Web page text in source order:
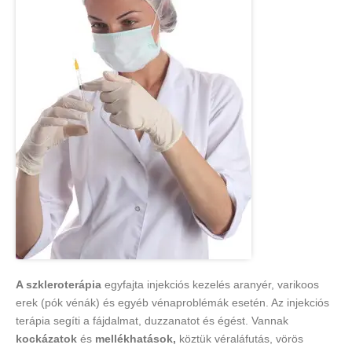
A szkleroterápia egyfajta injekciós kezelés aranyér, varikoos
erek (pók vénák) és egyéb vénaproblémák esetén. Az injekciós
terápia segíti a fájdalmat, duzzanatot és égést. Vannak
kockázatok és mellékhatások, köztük véraláfutás, vörös